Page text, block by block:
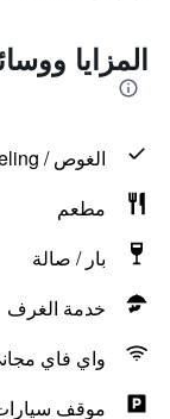
المزايا ووسائل
الغوص / Snorkeling
مطعم
بار / صالة
خدمة الغرف
واي فاي
موقف